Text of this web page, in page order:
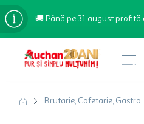
🚚 Până pe 31 august
Brutarie, Cofetarie, Gastro